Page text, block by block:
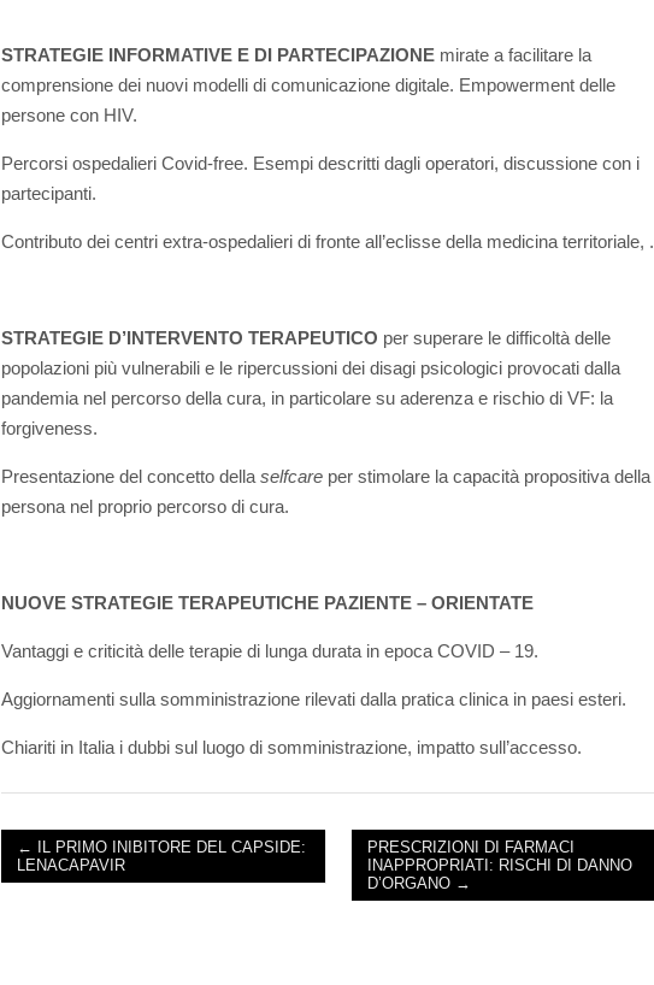
STRATEGIE INFORMATIVE E DI PARTECIPAZIONE mirate a facilitare la
comprensione dei nuovi modelli di comunicazione digitale. Empowerment delle
persone con HIV.
Percorsi ospedalieri Covid-free. Esempi descritti dagli operatori, discussione con i
partecipanti.
Contributo dei centri extra-ospedalieri di fronte all’eclisse della medicina territoriale, .
STRATEGIE D’INTERVENTO TERAPEUTICO per superare le difficoltà delle
popolazioni più vulnerabili e le ripercussioni dei disagi psicologici provocati dalla
pandemia nel percorso della cura, in particolare su aderenza e rischio di VF: la
forgiveness.
Presentazione del concetto della selfcare per stimolare la capacità propositiva della
persona nel proprio percorso di cura.
NUOVE STRATEGIE TERAPEUTICHE PAZIENTE – ORIENTATE
Vantaggi e criticità delle terapie di lunga durata in epoca COVID – 19.
Aggiornamenti sulla somministrazione rilevati dalla pratica clinica in paesi esteri.
Chiariti in Italia i dubbi sul luogo di somministrazione, impatto sull’accesso.
POST NAVIGATION
← IL PRIMO INIBITORE DEL CAPSIDE:
LENACAPAVIR
PRESCRIZIONI DI FARMACI
INAPPROPRIATI: RISCHI DI DANNO
D’ORGANO →